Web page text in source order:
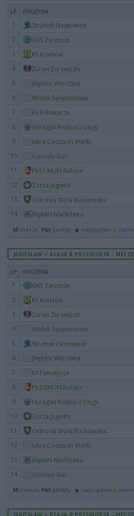
LP DRUŻYNA
1 Strumyk Hawłowice
2
GKS Zarzecze
3
KS Kisielów
4
Żuraw Żurawiczki
5
Błękitni Wierzbna
6
Wisłok Świętoniowa
7
KS Pełnatycze
8
Huragan Rozbórz Długi
9
Iskra Cieszacin Wielki
10
Gacovia Gać
11
PKS UNUM Babice
12
Zorza Jagiełła
13
Ostrovia Wola Buchowska
14
Błękitni Maćkówka
M mecze, Pkt punkty · zwycięstwo remis
JAROSŁAW > KLASA B PRZEWORSK -
LP DRUŻYNA
1 GKS Zarzecze
2
KS Kisielów
3
Żuraw Żurawiczki
4
Wisłok Świętoniowa
5
Strumyk Hawłowice
6
Błękitni Wierzbna
7
KS Pełnatycze
8
PKS UNUM Babice
9
Huragan Rozbórz Długi
10
Zorza Jagiełła
11
Ostrovia Wola Buchowska
12
Iskra Cieszacin Wielki
13
Błękitni Maćkówka
14
Gacovia Gać
M mecze, Pkt punkty · zwycięstwo remis
JAROSŁAW > KLASA B PRZEWORSK -